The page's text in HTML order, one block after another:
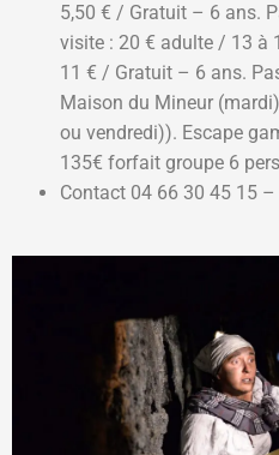
5,50 € / Gratuit – 6 ans.
visite : 20 € adulte / 13 à
11 € / Gratuit – 6 ans.
Maison du Mineur
ou vendredi)). Escape
135€ forfait groupe 6
Contact 04 66 30 45 15 –